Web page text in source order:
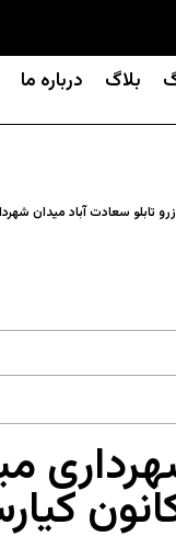
بلاگ درباره ما
تابلو سعادت آباد میدان